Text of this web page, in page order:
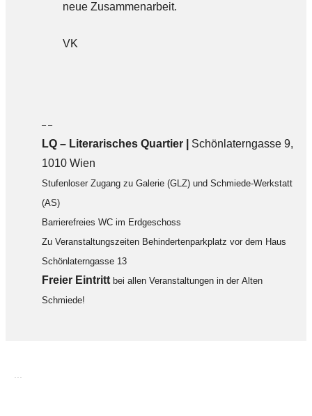
neue Zusammenarbeit.
VK
– –
LQ –Literarisches Quartier | Schönlaterngasse 9,
1010 Wien
Stufenloser Zugang zu Galerie (GLZ) und Schmiede-Werkstatt
(AS)
Barrierefreies WC im Erdgeschoss
Zu Veranstaltungszeiten Behindertenparkplatz vor dem Haus
Schönlaterngasse 13
Freier Eintritt bei allen Veranstaltungen in der Alten
Schmiede!